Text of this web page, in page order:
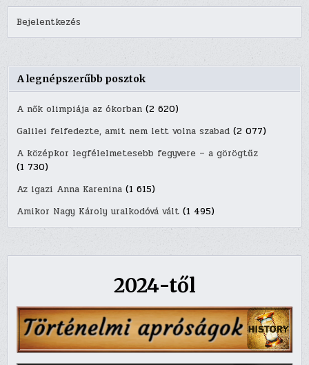
Bejelentkezés
A legnépszerűbb posztok
A nők olimpiája az ókorban (2 620)
Galilei felfedezte, amit nem lett volna szabad (2 077)
A középkor legfélelmetesebb fegyvere – a görögtűz
(1 730)
Az igazi Anna Karenina (1 615)
Amikor Nagy Károly uralkodóvá vált (1 495)
2024-től